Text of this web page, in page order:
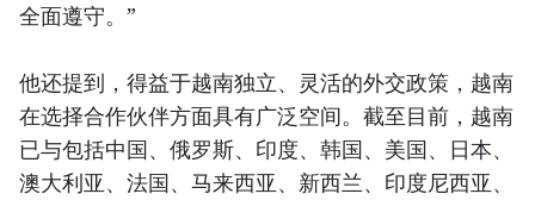
全面遵守。”
他还提到，得益于越南独立、灵活的外交政策，越南
在选择合作伙伴方面具有广泛空间。截至目前，越南
已与包括中国、俄罗斯、印度、韩国、美国、日本、
澳大利亚、法国、马来西亚、新西兰、印度尼西亚、